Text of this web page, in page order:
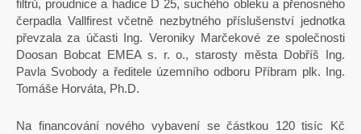
filtrů, proudnice a hadice D 25, suchého obleku a přenosného
čerpadla Vallfirest včetně nezbytného příslušenství jednotka
převzala za účasti Ing. Veroniky Marčekové ze společnosti
Doosan Bobcat EMEA s. r. o., starosty města Dobříš Ing.
Pavla Svobody a ředitele územního odboru Příbram plk. Ing.
Tomáše Horváta, Ph.D.
Na financování nového vybavení se částkou 120 tisíc Kč